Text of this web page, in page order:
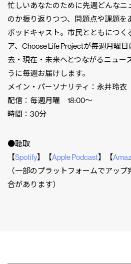
忙しいあなたのために先週どんなニ
のか振り返りつつ、問題点や課題を
ポッドキャスト。市民とともにつく
ア、Choose Life Projectが毎週月曜
去・現在・未来へとつながるニュー
うに毎週お届けします。
メイン・パーソナリティ：永井玲衣
配信：毎週月曜 18:00〜
時間：30分
●聴取
【Spotify】【Apple Podcast】【
（一部のプラットフォームでアッ
合があります）